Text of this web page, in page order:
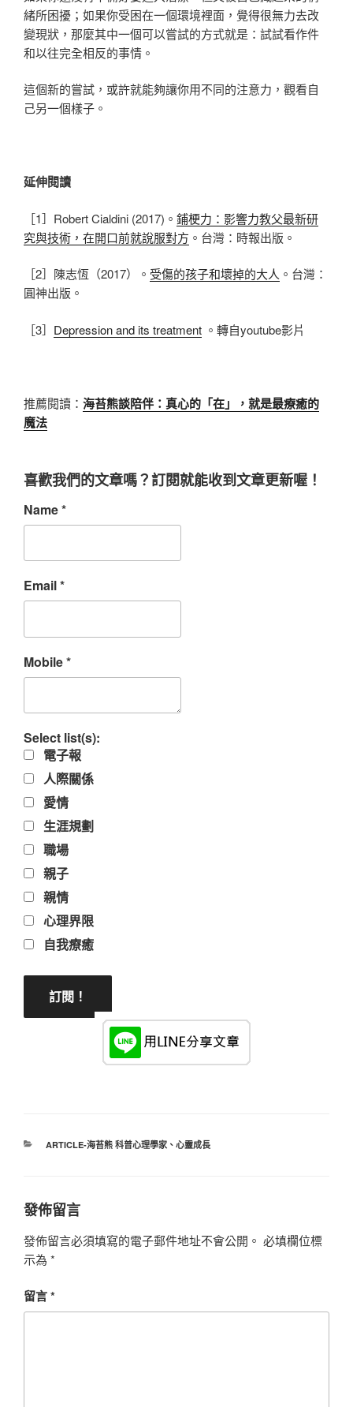
緒所困擾；如果你受困在一個環境裡面，覺得很無力去改
變現狀，那麼其中一個可以嘗試的方式就是：試試看作件
和以往完全相反的事情。
這個新的嘗試，或許就能夠讓你用不同的注意力，觀看自
己另一個樣子。
延伸閱讀
［1］Robert Cialdini (2017)。 鋪梗力：影響力教父最新研
究與技術，在開口前就說服對方 。台灣：時報出版。
［2］陳志恆（2017）。 受傷的孩子和壞掉的大人 。台灣：
圓神出版。
［3］ Depression and its treatment 。轉自youtube影片
推薦閱讀： 海苔熊談陪伴：真心的「在」，就是最療癒的
魔法
喜歡我們的文章嗎？訂閱就能收到文章更新喔！
Name*
Email*
Mobile*
Select list(s):
電子報
人際關係
愛情
生涯規劃
職場
親子
親情
心理界限
自我療癒
分
ARTICLE-海苔熊 科普心理學家、 心靈成長
發佈留言
發佈留言必須填寫的電子郵件地址不會公開。 必填欄位標
示為 *
留言*